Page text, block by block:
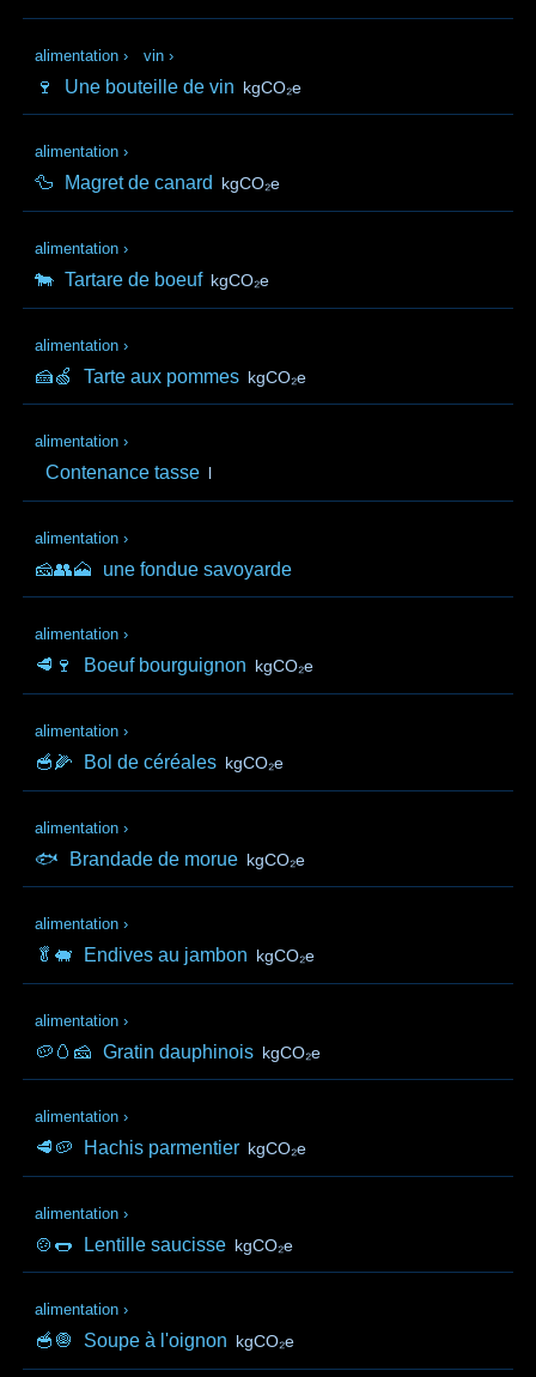
alimentation › vin ›
🍷 Une bouteille de vin kgCO₂e
alimentation ›
🦆 Magret de canard kgCO₂e
alimentation ›
🐄 Tartare de boeuf kgCO₂e
alimentation ›
🍰🍏 Tarte aux pommes kgCO₂e
alimentation ›
Contenance tasse l
alimentation ›
🧀👥🗻 une fondue savoyarde
alimentation ›
🥩🍷 Boeuf bourguignon kgCO₂e
alimentation ›
🥣🌽 Bol de céréales kgCO₂e
alimentation ›
🐟 Brandade de morue kgCO₂e
alimentation ›
🥬🐖 Endives au jambon kgCO₂e
alimentation ›
🥔🥚🧀 Gratin dauphinois kgCO₂e
alimentation ›
🥩🥔 Hachis parmentier kgCO₂e
alimentation ›
🍲🌭 Lentille saucisse kgCO₂e
alimentation ›
🥣🧅 Soupe à l'oignon kgCO₂e